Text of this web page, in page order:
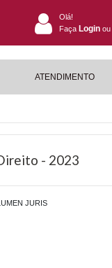
Olá!
Faça Login ou
ATENDIMENTO
- 2023
JURIS